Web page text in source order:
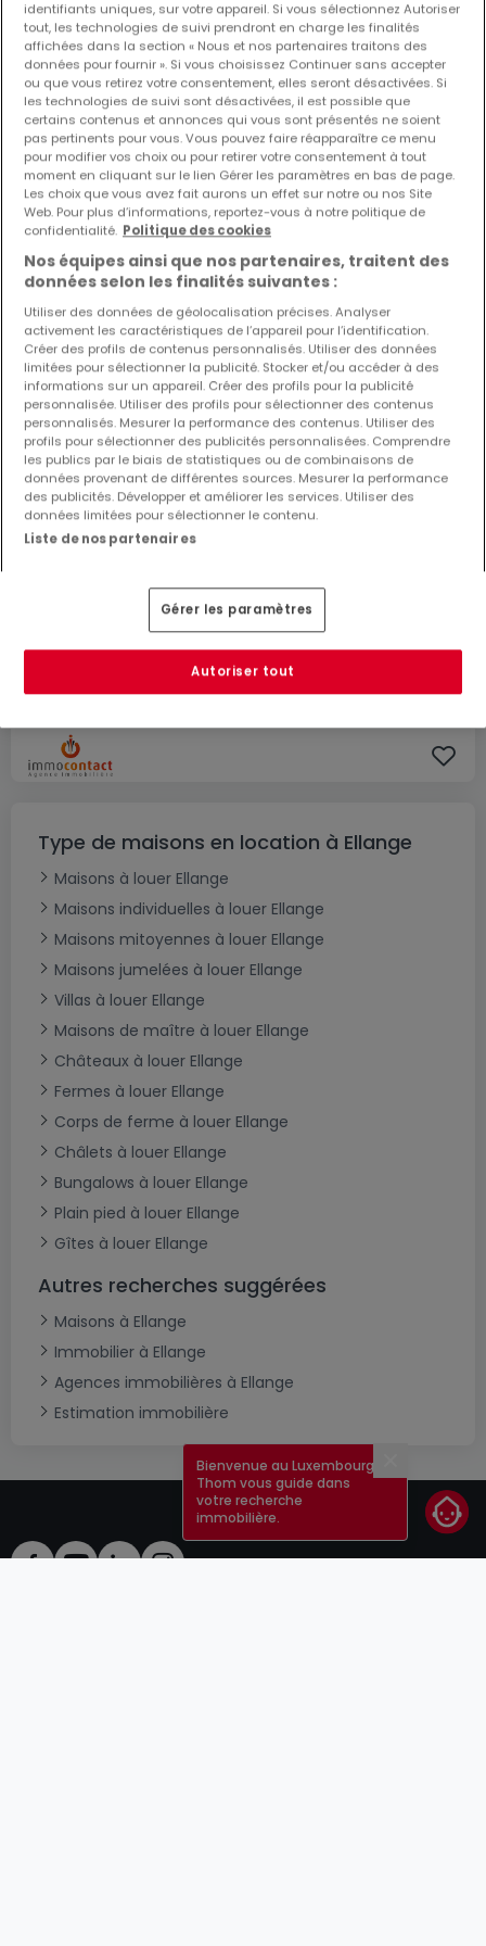
Biens similaires à proximité
Vous n'avez pas trouvé de biens qui vous
intéressent ? Ces annonces suggérées
pourraient vous intéresser.
Maison individuelle 5 chambresà louer àDalheim
190 m² 5 3
EXCLUSIVITÉ ATHOME
Type de maisons en location à Ellange
Maisons à louer Ellange
Maisons individuelles à louer Ellange
Maisons mitoyennes à louer Ellange
Maisons jumelées à louer Ellange
Villas à louer Ellange
Maisons de maître à louer Ellange
Châteaux à louer Ellange
Fermes à louer Ellange
Corps de ferme à louer Ellange
Châlets à louer Ellange
Bungalows à louer Ellange
Plain pied à louer Ellange
Gîtes à louer Ellange
Autres recherches suggérées
Maisons à Ellange
Immobilier à Ellange
Agences immobilières à Ellange
Estimation immobilière
Bienvenue au Luxembourg !
Thom vous guide dans
votre recherche
immobilière.
identifiants uniques, sur votre appareil. Si vous sélectionnez Autoriser
tout, les technologies de suivi prendront en charge les finalités
affichées dans la section « Nous et nos partenaires traitons des
données pour fournir ». Si vous choisissez Continuer sans accepter
ou que vous retirez votre consentement, elles seront désactivées. Si
les technologies de suivi sont désactivées, il est possible que
certains contenus et annonces qui vous sont présentés ne soient
pas pertinents pour vous. Vous pouvez faire réapparaître ce menu
pour modifier vos choix ou pour retirer votre consentement à tout
moment en cliquant sur le lien Gérer les paramètres en bas de page.
Les choix que vous avez fait aurons un effet sur notre ou nos Site
Web. Pour plus d’informations, reportez-vous à notre politique de
confidentialité. Politique des cookies
Nos équipes ainsi que nos partenaires, traitent des
données selon les finalités suivantes :
Utiliser des données de géolocalisation précises. Analyser
activement les caractéristiques de l’appareil pour l’identification.
Créer des profils de contenus personnalisés. Utiliser des données
limitées pour sélectionner la publicité. Stocker et/ou accéder à des
informations sur un appareil. Créer des profils pour la publicité
personnalisée. Utiliser des profils pour sélectionner des contenus
personnalisés. Mesurer la performance des contenus. Utiliser des
profils pour sélectionner des publicités personnalisées. Comprendre
les publics par le biais de statistiques ou de combinaisons de
données provenant de différentes sources. Mesurer la performance
des publicités. Développer et améliorer les services. Utiliser des
données limitées pour sélectionner le contenu.
Liste de nos partenaires
Gérer les paramètres
Autoriser tout